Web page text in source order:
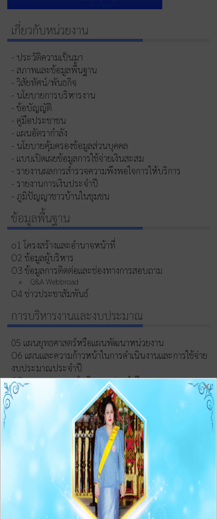
เกี่ยวกับหน่วยงาน
- ประวัติความเป็นมา
- สภาพและข้อมูลพื้นฐาน
- วิสัยทัศน์/พันธกิจ
- นโยบายการบริหารงาน
- ข้อบัญญัติ
- คู่มือประชาชน
- แผนอัตรากำลัง
- นโยบายคุ้มครองข้อมูลส่วนบุคคล
- แบบเปิดเผยข้อมูลการใช้จ่ายเงินสะสม
- รายงานผลการสำรวจความพึงพอใจการให้บริการ
- รายงานการเงินประจำปี
- ภูมิปัญญาชาวบ้านในชุมชน
ข้อมูลพื้นฐาน
o1 โครงสร้างและอำนาจหน้าที่
O2 ข้อมูลผู้บริหาร
O3 ข้อมูลการติดต่อและช่องทางการสอบถาม
Q&A Webbroad
O4 ข่าวประชาสัมพันธ์
การบริหารงานและงบประมาณ
05 แผนยุทธศาสตร์หรือแผนพัฒนาหน่วยงาน
O6 แผนและความก้าวหน้าในการดำเนินงานและการใช้จ่าย
งบประมาณประจำปี
O7 รายงานผลการดำเนินงานประจำปี
O8 คู่มือหรือแนวทางการปฏิบัติงานของเจ้าหน้าที่
O9 คู่มือหรือแนวทางการขอรับบริการสำหรับผู้รับบริการ
O10 ระบบการให้บริการผ่านช่องทางออนไลน์(E-Service)
ข้อมูลสถิติการให้บริการ
การจัดซื้อจัดจ้าง
011 สรุปผลการจัดซื้้อจัดจ้างหรือการจัดหาพัสดุรายเดือน
ประจำปีงบประมาณ พ.ศ.2569 (แบบ สขร.1)
012 รายงานสรุปผลการจัดซื้อจัดจ้างหรือการจัดหาพัสดุ
×